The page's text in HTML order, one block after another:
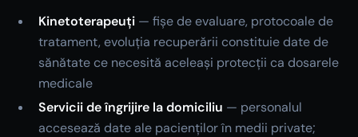
Kinetoterapeuți — fișe de evaluare, protocoale de
tratament, evoluția recuperării constituie date de
sănătate ce necesită aceleași protecții ca dosarele
medicale
Servicii de îngrijire la domiciliu — personalul
accesează date ale pacienților în medii private;